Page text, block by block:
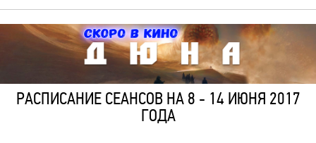
РАСПИСАНИЕ СЕАНСОВ НА 8 - 14 ИЮНЯ 2017
ГОДА